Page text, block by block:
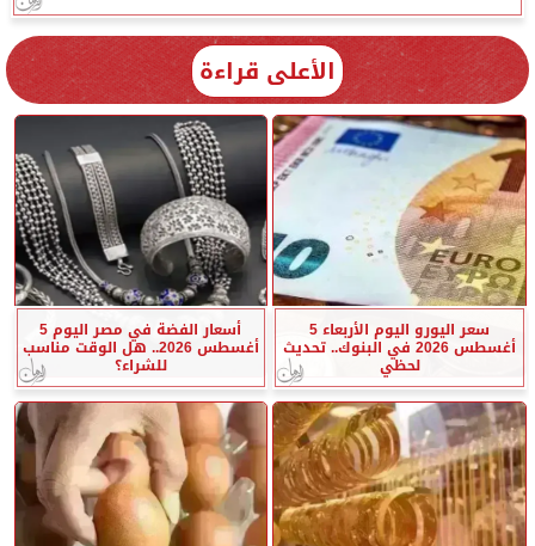
الأعلى قراءة
سعر اليورو اليوم الأربعاء 5
أغسطس 2026 في البنوك.. تحديث
لحظي
أسعار الفضة في مصر اليوم 5
أغسطس 2026.. هل الوقت مناسب
للشراء؟